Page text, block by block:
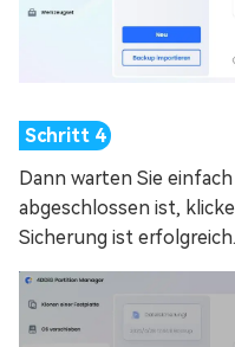
Dann warten Sie
abgeschlossen ist,
Sicherung ist erfolgreich.